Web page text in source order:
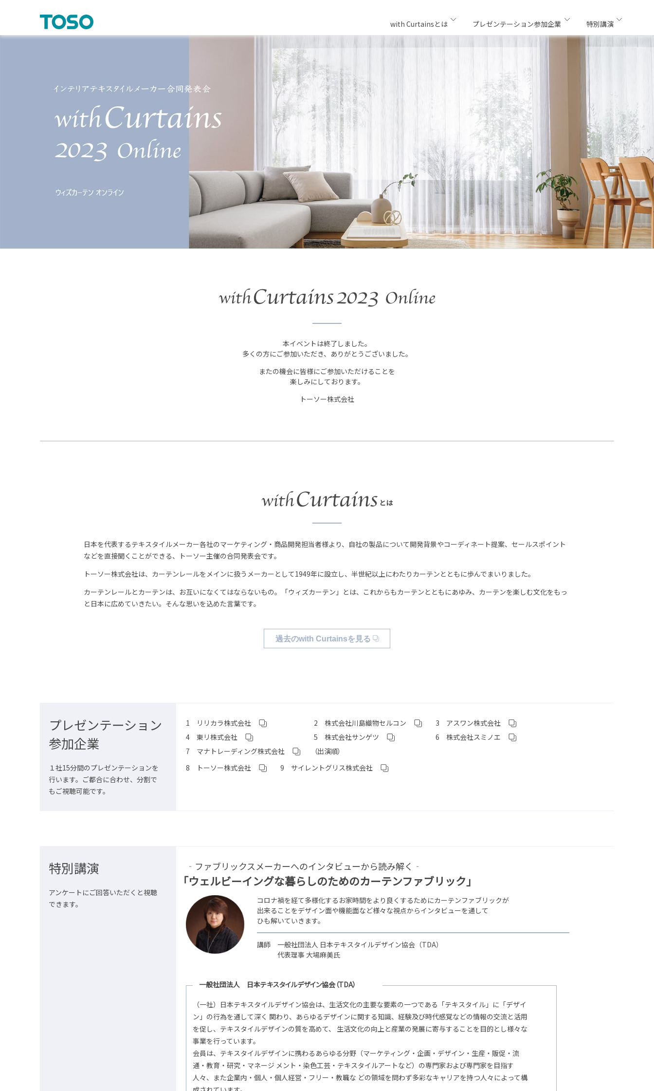
with Curtainsとは プレゼンテーション参加企業 特別講演
本イベントは終了しました。
多くの方にご参加いただき、ありがとうございました。
またの機会に皆様にご参加いただけることを
楽しみにしております。
トーソー株式会社
とは
日本を代表するテキスタイルメーカー各社のマーケティング・商品開発担当者様より、自社の製品について開発背景やコーディネート提案、セールスポイント
などを直接聞くことができる、トーソー主催の合同発表会です。
トーソー株式会社は、カーテンレールをメインに扱うメーカーとして1949年に設立し、半世紀以上にわたりカーテンとともに歩んでまいりました。
カーテンレールとカーテンは、お互いになくてはならないもの。「ウィズカーテン」とは、これからもカーテンとともにあゆみ、カーテンを楽しむ文化をもっ
と日本に広めていきたい。そんな思いを込めた言葉です。
過去のwith Curtainsを見る
プレゼンテーション
参加企業
１社15分間のプレゼンテーションを
行います。 ご都合に合わせ、分割で
もご視聴可能です。
1 リリカラ株式会社 2 株式会社川島織物セルコン
3 アスワン株式会社
4 東リ株式会社
5 株式会社サンゲツ
6 株式会社スミノエ
7 マナトレーディング株式会社
（出演順）
8 トーソー株式会社
9 サイレントグリス株式会社
特別講演
アンケートにご回答いただくと視聴
できます。
‐ファブリックスメーカーへのインタビューから読み解く‐
「ウェルビーイングな暮らしのためのカーテンファブリック」
コロナ禍を経て多様化するお家時間をより良くするためにカーテンファブリックが
出来ることをデザイン面や機能面など様々な視点からインタビューを通して
ひも解いていきます。
講師 一般社団法人 日本テキスタイルデザイン協会（TDA）
代表理事 大場麻美氏
一般社団法人 日本テキスタイルデザイン協会（TDA）
（一社）日本テキスタイルデザイン協会は、生活文化の主要な要素の一つである「テキスタイル」に「デザイ
ン」の行為を通して深く 関わり、あらゆるデザインに関する知識、経験及び時代感覚などの情報の交流と活用
を促し、テキスタイルデザインの質を高めて、 生活文化の向上と産業の発展に寄与することを目的とし様々な
事業を行っています。
会員は、テキスタイルデザインに携わるあらゆる分野（マーケティング・企画・デザイン・生産・販促・流
通・教育・研究・マネージ メント・染色工芸・テキスタイルアートなど）の専門家および専門家を目指す
人々、また企業内・個人・個人経営・フリー・教職な どの領域を問わず多彩なキャリアを持つ人々によって構